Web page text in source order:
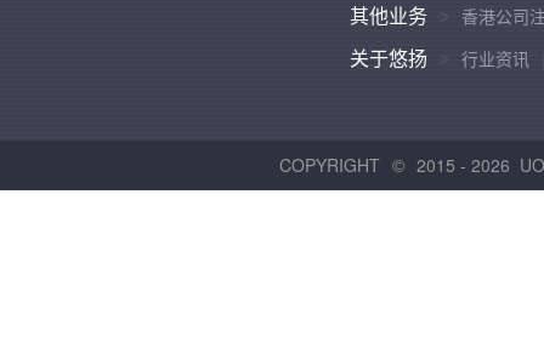
其他业务 香港公司
关于悠扬 行业资讯
COPYRIGHT © 2015 - 2026